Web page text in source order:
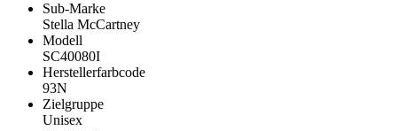
Sub-Marke
Stella McCartney
Modell
SC40080I
Herstellerfarbcode
93N
Zielgruppe
Unisex